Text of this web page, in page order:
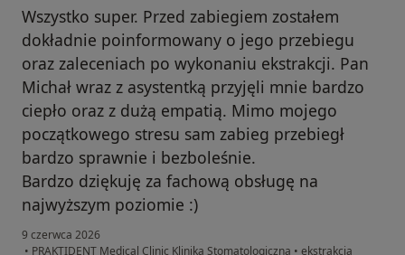
Wszystko super. Przed zabiegiem zostałem
dokładnie poinformowany o jego przebiegu
oraz zaleceniach po wykonaniu ekstrakcji. Pan
Michał wraz z asystentką przyjęli mnie bardzo
ciepło oraz z dużą empatią. Mimo mojego
początkowego stresu sam zabieg przebiegł
bardzo sprawnie i bezboleśnie.
Bardzo dziękuję za fachową obsługę na
najwyższym poziomie :)
9 czerwca 2026
• PRAKTIDENT Medical Clinic Klinika Stomatologiczna • ekstrakcja